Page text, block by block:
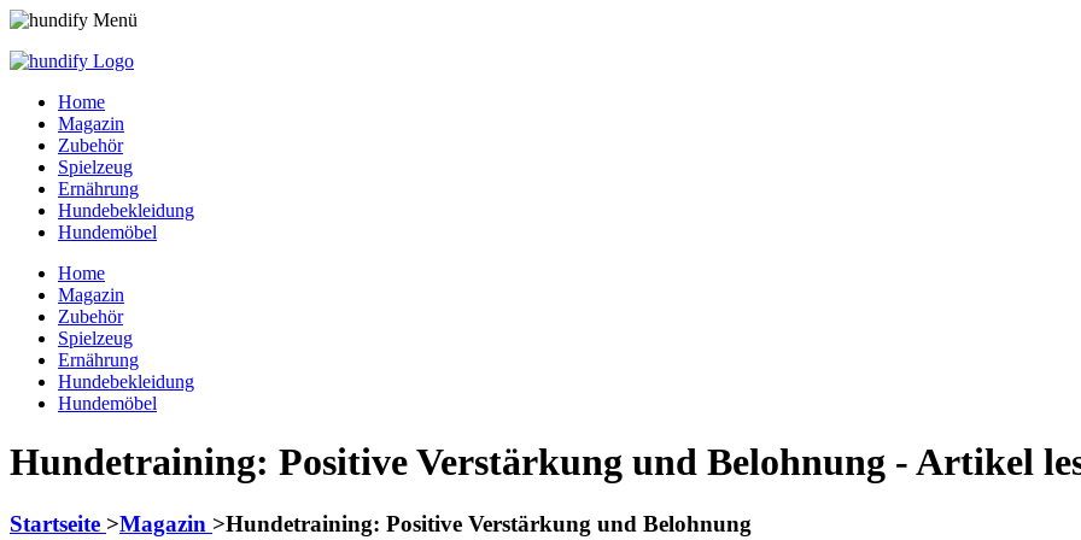
Home
Magazin
Zubehör
Spielzeug
Ernährung
Hundebekleidung
Hundemöbel
Home
Magazin
Zubehör
Spielzeug
Ernährung
Hundebekleidung
Hundemöbel
Hundetraining: Positive Verstärkung und Belohnung - Artikel
Startseite >Magazin >Hundetraining: Positive Verstärkung und Belohnung